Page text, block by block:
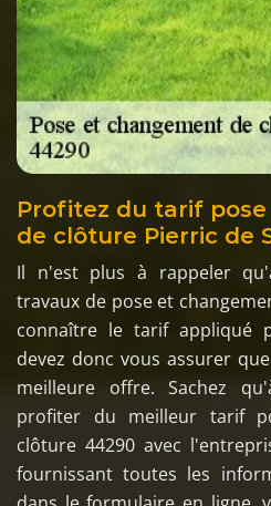
Profitez du tarif
de clôture Pierric de
Il n'est plus à rappeler
travaux de pose et
connaître le tarif appliqué
devez donc vous assurer
meilleure offre. Sachez
profiter du meilleur tarif
clôture 44290 avec
fournissant toutes les